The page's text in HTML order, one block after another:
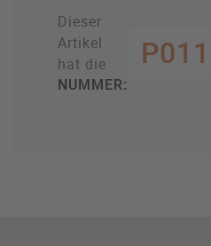
Dieser
Artikel
hat die
NUMMER:
P011